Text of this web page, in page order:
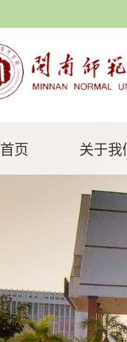
首页 关于我